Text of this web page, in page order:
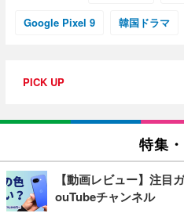
Google Pixel 9 韓国ドラマ
PICK UP
特集
【動画レビュー】注目
ouTubeチャンネル